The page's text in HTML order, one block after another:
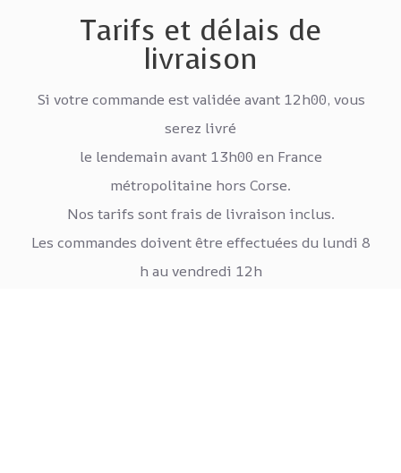
Tarifs et délais de
livraison
Si votre commande est validée avant 12h00, vous
serez livré
le lendemain avant 13h00 en France
métropolitaine hors Corse.
Nos tarifs sont frais de livraison inclus.
Les commandes doivent être effectuées du lundi 8
h au vendredi 12h